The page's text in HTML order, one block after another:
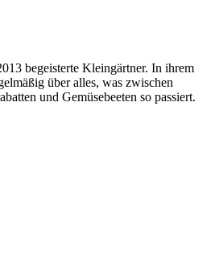
begeisterte Kleingärtner. In ihrem
über alles, was zwischen
und Gemüsebeeten so passiert.